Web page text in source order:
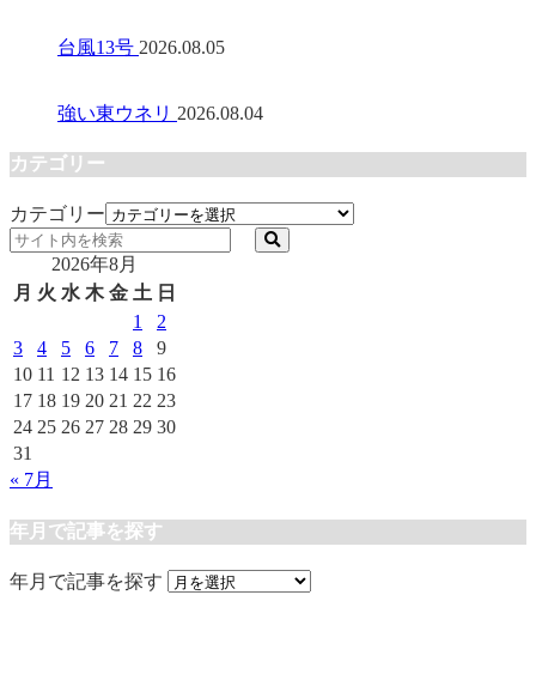
台風13号 2026.08.05
強い東ウネリ 2026.08.04
カテゴリー
カテゴリー
2026年8月
月 火 水 木 金 土 日
1
2
3
4 5 6 7 8
9
10 11 12 13 14 15 16
17 18 19 20 21 22 23
24 25 26 27 28 29 30
31
« 7月
年月で記事を探す
年月で記事を探す